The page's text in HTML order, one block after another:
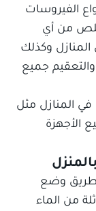
الفيروسات
من أي
وكذلك
جميع
في المنازل مثل
الأجهزة
طريق وضع
من الماء